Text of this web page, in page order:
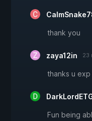
thank you
zaya12in 23
thanks u
Fun being